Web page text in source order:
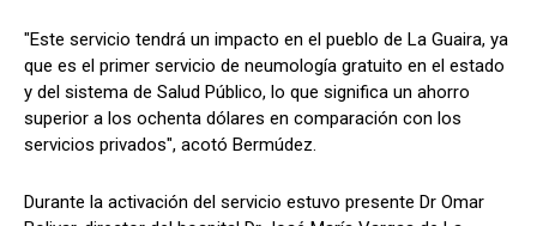
"Este servicio tendrá un impacto en el pueblo de La Guaira, ya
que es el primer servicio de neumología gratuito en el estado
y del sistema de Salud Público, lo que significa un ahorro
superior a los ochenta dólares en comparación con los
servicios privados", acotó Bermúdez.
Durante la activación del servicio estuvo presente Dr Omar